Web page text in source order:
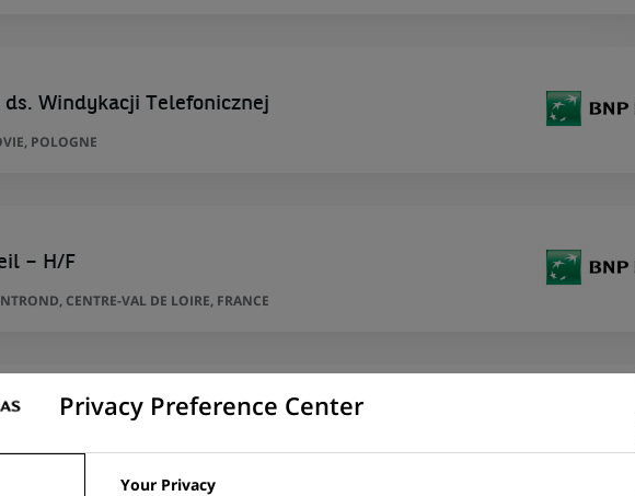
Windykacji Telefonicznej
POLOGNE
– H/F
CENTRE-VAL DE LOIRE, FRANCE
PME - H/F
Privacy Preference Center
Your Privacy